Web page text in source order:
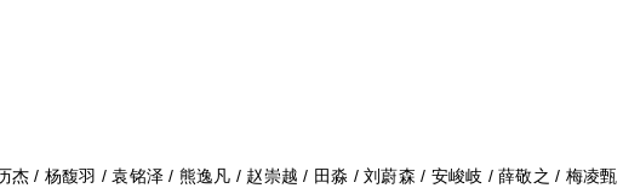
杰 / 杨馥羽 / 袁铭泽 / 熊逸凡 / 赵崇越 / 田淼 / 刘蔚森 / 安峻岐 / 薛敬之 / 梅凌甄